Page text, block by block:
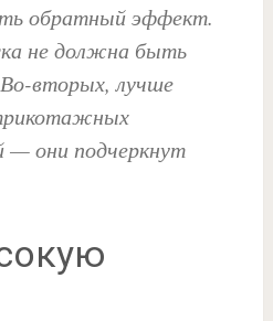
обратный эффект.
не должна быть
вторых, лучше
— они подчеркнут